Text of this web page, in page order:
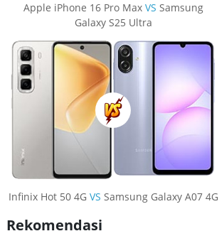
Apple iPhone 16 Pro Max VS Samsung
Galaxy S25 Ultra
Infinix Hot 50 4G VS Samsung Galaxy A07 4G
Rekomendasi